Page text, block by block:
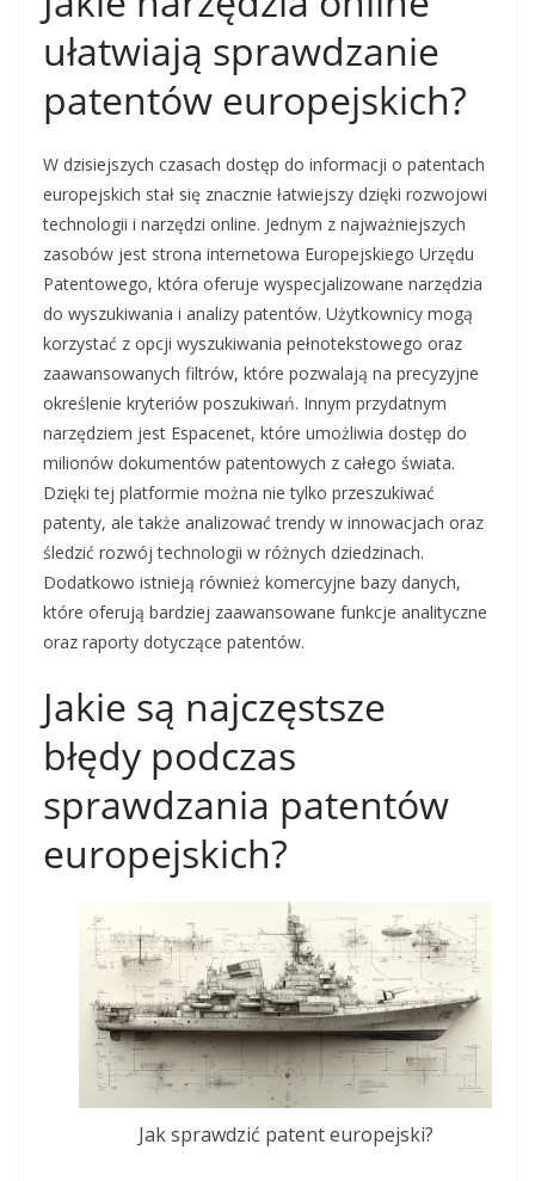
ułatwiają sprawdzanie
patentów europejskich?
W dzisiejszych czasach dostęp do informacji o patentach
europejskich stał się znacznie łatwiejszy dzięki rozwojowi
technologii i narzędzi online. Jednym z najważniejszych
zasobów jest strona internetowa Europejskiego Urzędu
Patentowego, która oferuje wyspecjalizowane narzędzia
do wyszukiwania i analizy patentów. Użytkownicy mogą
korzystać z opcji wyszukiwania pełnotekstowego oraz
zaawansowanych filtrów, które pozwalają na precyzyjne
określenie kryteriów poszukiwań. Innym przydatnym
narzędziem jest Espacenet, które umożliwia dostęp do
milionów dokumentów patentowych z całego świata.
Dzięki tej platformie można nie tylko przeszukiwać
patenty, ale także analizować trendy w innowacjach oraz
śledzić rozwój technologii w różnych dziedzinach.
Dodatkowo istnieją również komercyjne bazy danych,
które oferują bardziej zaawansowane funkcje analityczne
oraz raporty dotyczące patentów.
Jakie są najczęstsze
błędy podczas
sprawdzania patentów
europejskich?
Jak sprawdzić patent europejski?